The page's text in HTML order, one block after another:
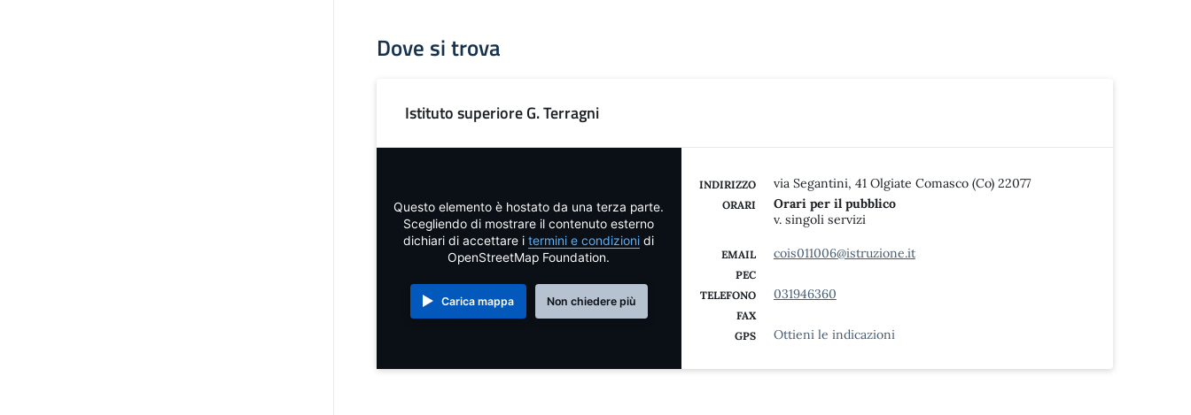
Dove si trova
Istituto superiore G. Terragni
Questo elemento è hostato da una terza parte.
Scegliendo di mostrare il contenuto esterno
dichiari di accettare itermini e condizioni di
OpenStreetMap Foundation.
Carica mappa Non chiedere più
INDIRIZZO via Segantini, 41 Olgiate Comasco (Co) 22077
ORARI
Orari per il pubblico
v. singoli servizi
EMAIL cois011006@istruzione.it
PEC
TELEFONO
031946360
FAX
GPS
Ottieni le indicazioni